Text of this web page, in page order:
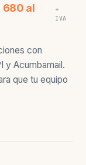
680 al
+
IVA
con
y Acumbamail.
que tu equipo